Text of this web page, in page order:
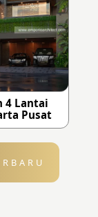
4 Lantai
Pusat